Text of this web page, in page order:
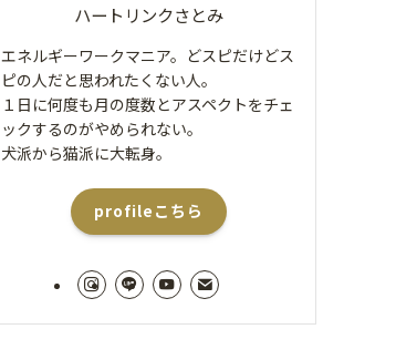
ハートリンクさとみ
エネルギーワークマニア。どスピだけどス
ピの人だと思われたくない人。
１日に何度も月の度数とアスペクトをチェ
ックするのがやめられない。
犬派から猫派に大転身。
profileこちら